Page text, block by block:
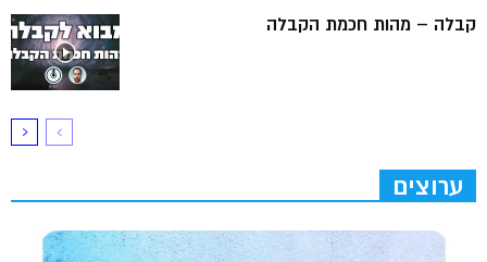
קבלה – מהות חכמת הקבלה
ערוצים